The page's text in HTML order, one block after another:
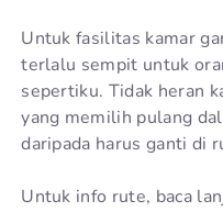
Untuk fasilitas kamar
terlalu sempit untuk
sepertiku. Tidak heran
yang memilih pulang
daripada harus ganti di
Untuk info rute, baca